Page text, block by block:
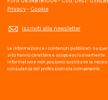
Privacy - Cookie
Iscriviti alla newsletter
Le informazioni e i contenuti pubblicati su
sito hanno carattere e scopo esclusivamente
informativo e non possono sostituire la
consulenza del professionista competente.